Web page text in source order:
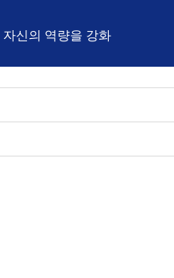
신의 역량을 강화